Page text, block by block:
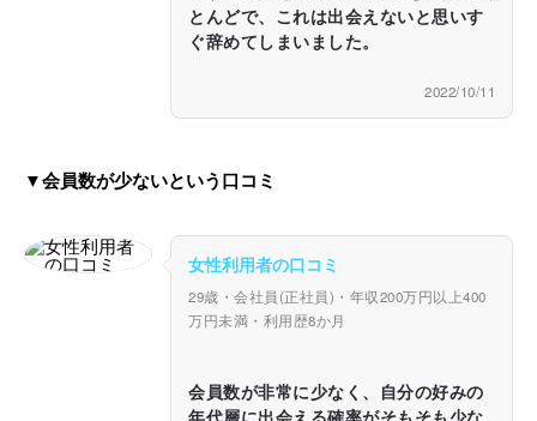
とんどで、これは出会えないと思いす
ぐ辞めてしまいました。
2022/10/11
▼会員数が少ないという口コミ
女性利用者の口コミ
29歳・会社員(正社員)・年収200万円以上400
万円未満・利用歴8か月
会員数が非常に少なく、自分の好みの
年代層に出会える確率がそもそも少な